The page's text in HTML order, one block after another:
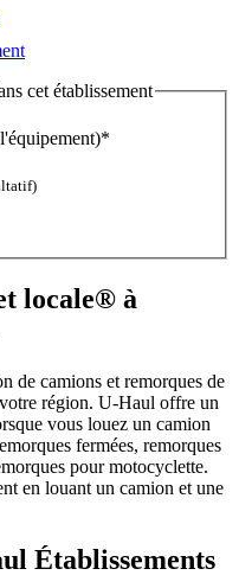
cet établissement
locale® à
de camions et remorques de
région. U-Haul offre un
vous louez un camion
fermées, remorques
pour motocyclette.
en louant un camion et une
Établissements